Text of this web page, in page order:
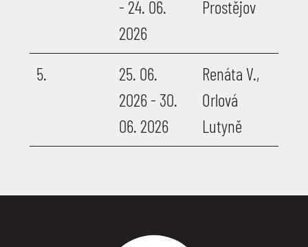
- 24. 06.
2026
Prostějov
5.
25. 06.
2026 - 30.
06. 2026
Renáta V.,
Orlová
Lutyně